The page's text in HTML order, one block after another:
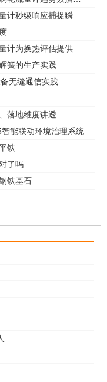
簧的生产实践
无缝通信实践
落地维度讲透
能联动环境治理系统
铁
了吗
铁基石